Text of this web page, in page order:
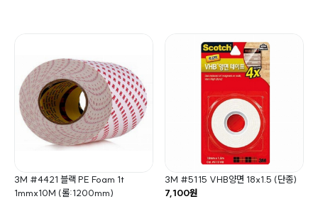
3M #4421 블랙 PE Foam 1t
1mmx10M (롤:1200mm)
3M #5115 VHB양면 18x1.5 (단종)
7,100원